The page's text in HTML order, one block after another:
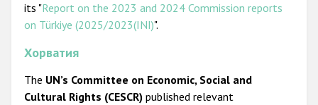
its "Report on the 2023 and 2024 Commission reports
on Türkiye (2025/2023(INI)".
Хорватия
The UN’s Committee on Economic, Social and
Cultural Rights (CESCR) published relevant